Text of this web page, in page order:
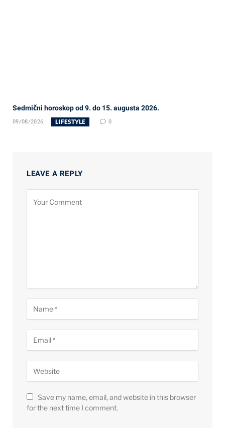
Sedmični horoskop od 9. do 15. augusta 2026.
09/08/2026 LIFESTYLE 0
LEAVE A REPLY
Save my name, email, and website in this browser
for the next time I comment.